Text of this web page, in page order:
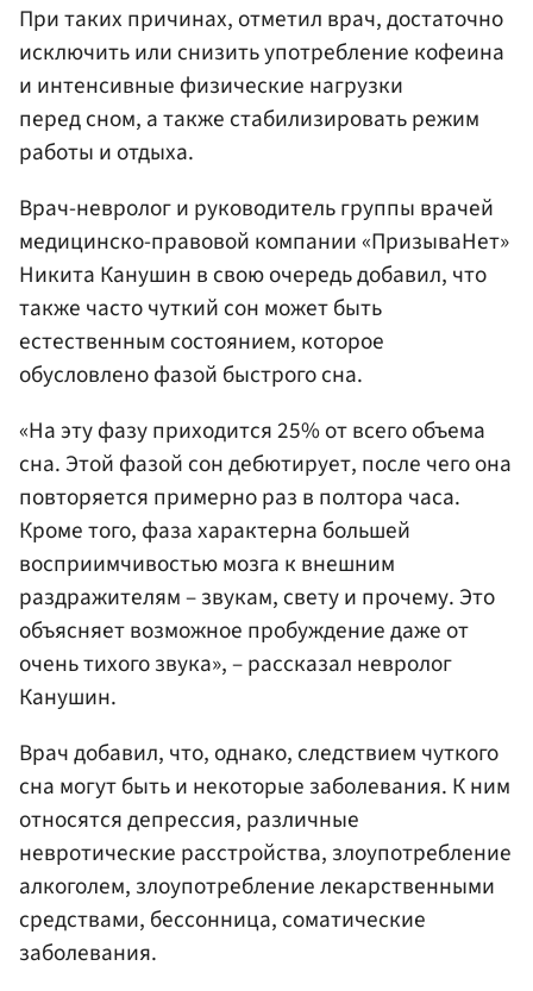
При таких причинах, отметил врач, достаточно
исключить или снизить употребление кофеина
и интенсивные физические нагрузки
перед сном, а также стабилизировать режим
работы и отдыха.
Врач-невролог и руководитель группы врачей
медицинско-правовой компании «ПризываНет»
Никита Канушин в свою очередь добавил, что
также часто чуткий сон может быть
естественным состоянием, которое
обусловлено фазой быстрого сна.
«На эту фазу приходится 25% от всего объема
сна. Этой фазой сон дебютирует, после чего она
повторяется примерно раз в полтора часа.
Кроме того, фаза характерна большей
восприимчивостью мозга к внешним
раздражителям – звукам, свету и прочему. Это
объясняет возможное пробуждение даже от
очень тихого звука», – рассказал невролог
Канушин.
Врач добавил, что, однако, следствием чуткого
сна могут быть и некоторые заболевания. К ним
относятся депрессия, различные
невротические расстройства, злоупотребление
алкоголем, злоупотребление лекарственными
средствами, бессонница, соматические
заболевания.